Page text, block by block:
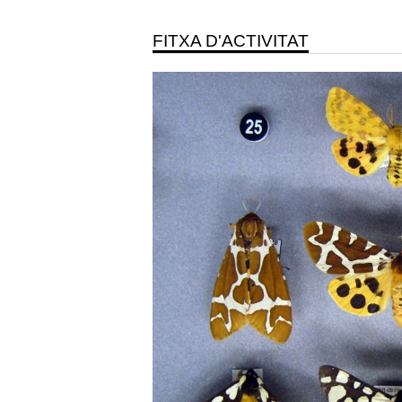
FITXA D'ACTIVITAT